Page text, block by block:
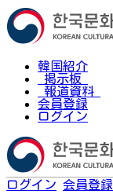
韓国紹介
掲示板
報道資料
会員登録
ログイン
ログイン 会員登録